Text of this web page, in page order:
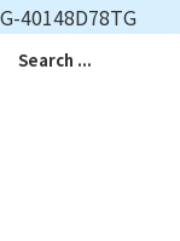
G-40148D78TG